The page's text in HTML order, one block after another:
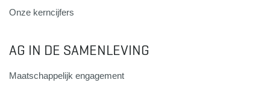
Onze kerncijfers
AG IN DE SAMENLEVING
Maatschappelijk engagement